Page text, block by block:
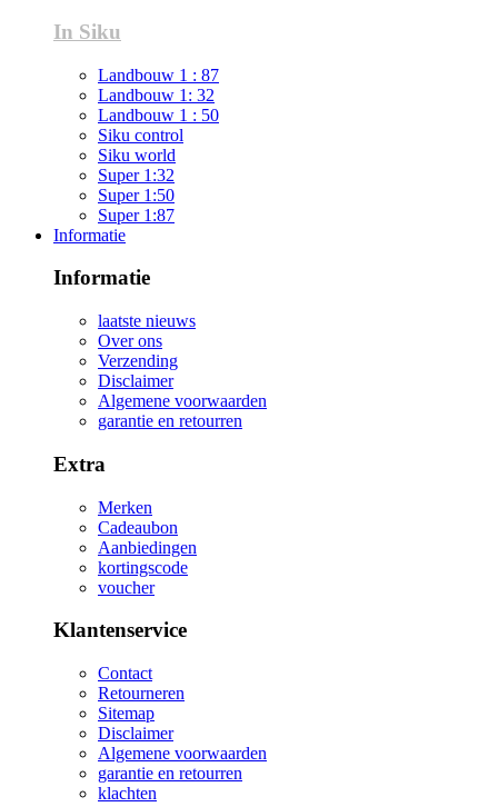
In Siku
Landbouw 1 : 87
Landbouw 1: 32
Landbouw 1 : 50
Siku control
Siku world
Super 1:32
Super 1:50
Super 1:87
Informatie
Informatie
laatste nieuws
Over ons
Verzending
Disclaimer
Algemene voorwaarden
garantie en retourren
Extra
Merken
Cadeaubon
Aanbiedingen
kortingscode
voucher
Klantenservice
Contact
Retourneren
Sitemap
Disclaimer
Algemene voorwaarden
garantie en retourren
klachten